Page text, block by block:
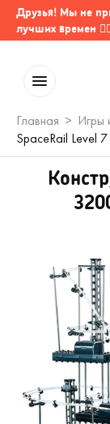
Друзья! Мы не
лучших времен
Главная Игры
SpaceRail Level